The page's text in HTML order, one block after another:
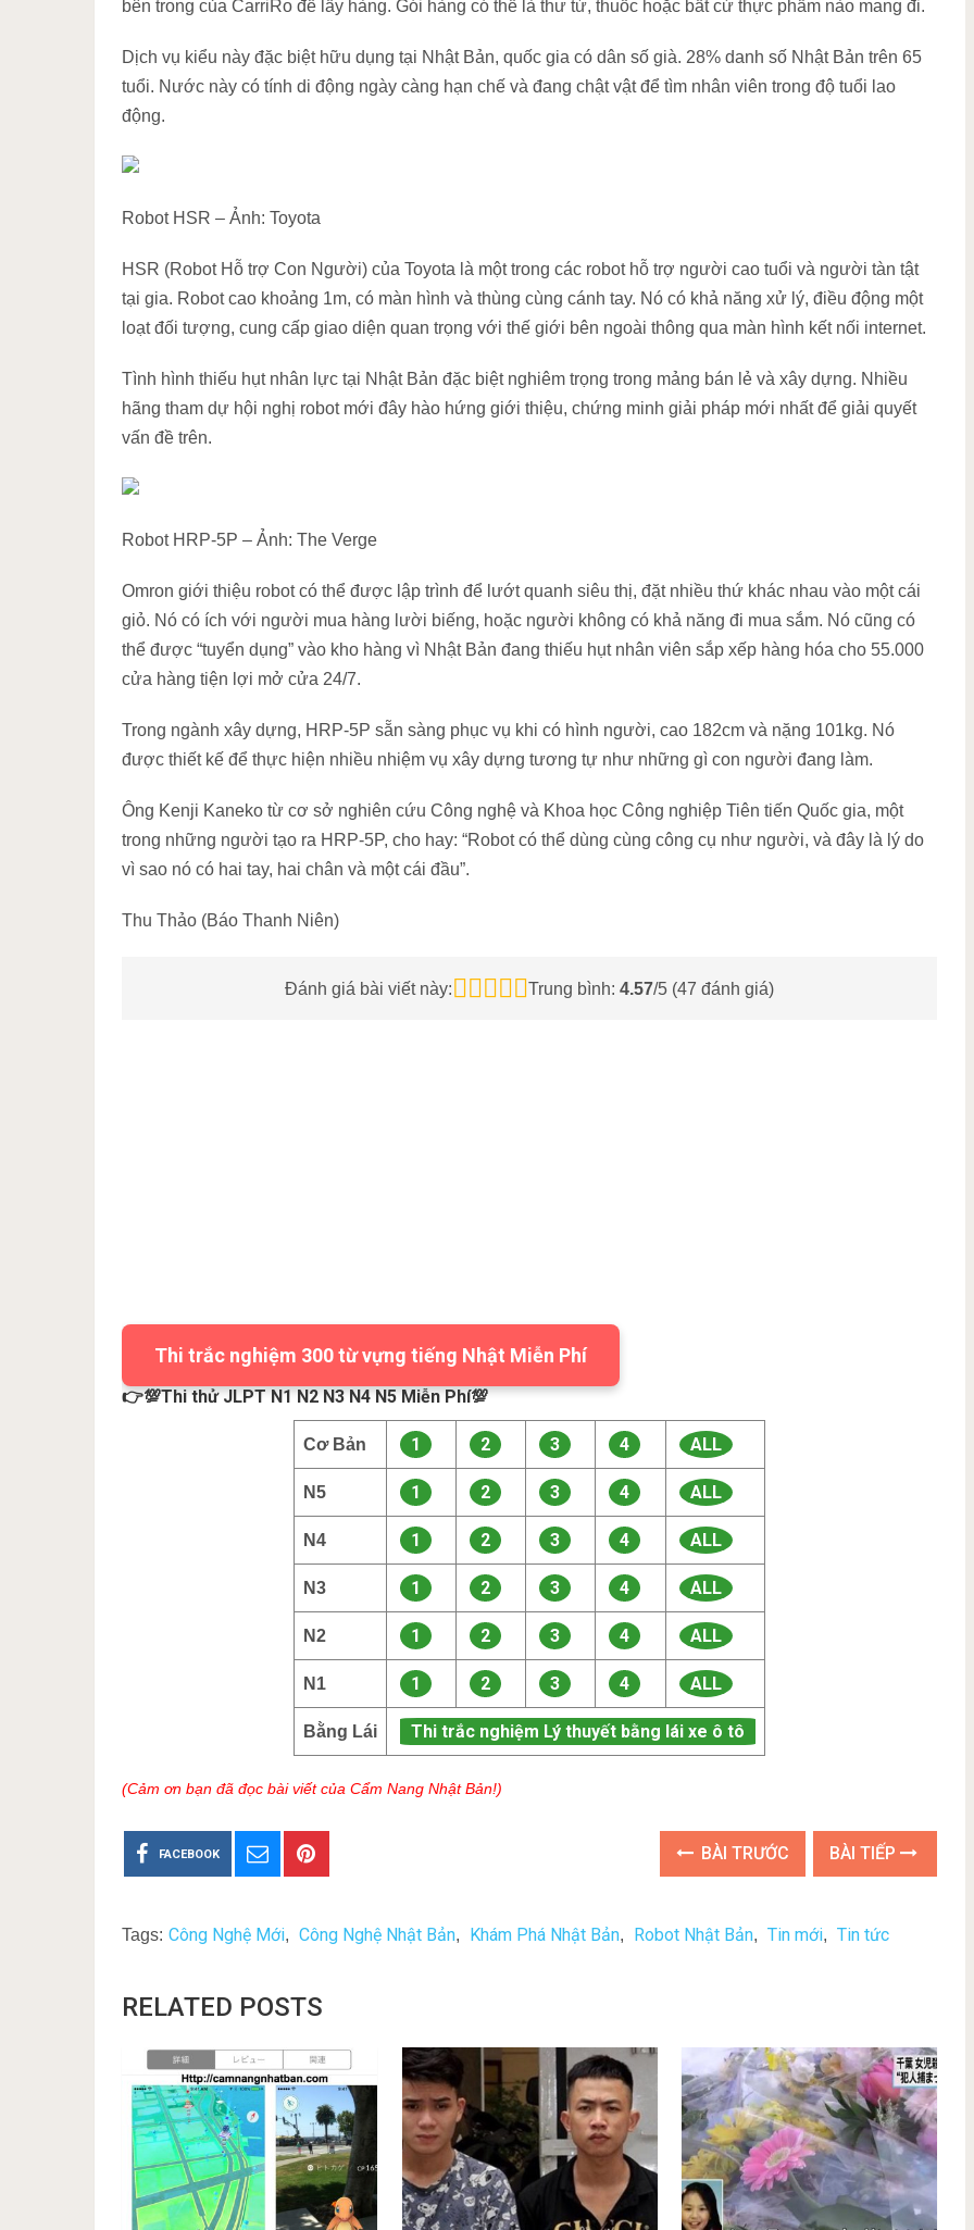
bên trong của CarriRo để lấy hàng. Gói hàng có thể là thư từ, thuốc hoặc bất cứ thực phẩm nào mang đi.
Dịch vụ kiểu này đặc biệt hữu dụng tại Nhật Bản, quốc gia có dân số già. 28% danh số Nhật Bản trên 65
tuổi. Nước này có tính di động ngày càng hạn chế và đang chật vật để tìm nhân viên trong độ tuổi lao
động.
Robot HSR – Ảnh: Toyota
HSR (Robot Hỗ trợ Con Người) của Toyota là một trong các robot hỗ trợ người cao tuổi và người tàn tật
tại gia. Robot cao khoảng 1m, có màn hình và thùng cùng cánh tay. Nó có khả năng xử lý, điều động một
loạt đối tượng, cung cấp giao diện quan trọng với thế giới bên ngoài thông qua màn hình kết nối internet.
Tình hình thiếu hụt nhân lực tại Nhật Bản đặc biệt nghiêm trọng trong mảng bán lẻ và xây dựng. Nhiều
hãng tham dự hội nghị robot mới đây hào hứng giới thiệu, chứng minh giải pháp mới nhất để giải quyết
vấn đề trên.
Robot HRP-5P – Ảnh: The Verge
Omron giới thiệu robot có thể được lập trình để lướt quanh siêu thị, đặt nhiều thứ khác nhau vào một cái
giỏ. Nó có ích với người mua hàng lười biếng, hoặc người không có khả năng đi mua sắm. Nó cũng có
thể được “tuyển dụng” vào kho hàng vì Nhật Bản đang thiếu hụt nhân viên sắp xếp hàng hóa cho 55.000
cửa hàng tiện lợi mở cửa 24/7.
Trong ngành xây dựng, HRP-5P sẵn sàng phục vụ khi có hình người, cao 182cm và nặng 101kg. Nó
được thiết kế để thực hiện nhiều nhiệm vụ xây dựng tương tự như những gì con người đang làm.
Ông Kenji Kaneko từ cơ sở nghiên cứu Công nghệ và Khoa học Công nghiệp Tiên tiến Quốc gia, một
trong những người tạo ra HRP-5P, cho hay: “Robot có thể dùng cùng công cụ như người, và đây là lý do
vì sao nó có hai tay, hai chân và một cái đầu”.
Thu Thảo (Báo Thanh Niên)
Đánh giá bài viết này: Trung bình:4.57/5 (47 đánh giá)
Thi trắc nghiệm 300 từ vựng tiếng Nhật Miễn Phí
👉💯Thi thử JLPT N1 N2 N3 N4 N5 Miễn Phí💯
Cơ Bản 1 2 3 4 ALL
N5 1 2 3 4 ALL
N4 1 2 3 4 ALL
N3 1 2 3 4 ALL
N2 1 2 3 4 ALL
N1 1 2 3 4 ALL
Bằng Lái Thi trắc nghiệm Lý thuyết bằng lái xe ô tô
(Cảm ơn bạn đã đọc bài viết của Cẩm Nang Nhật Bản!)
FACEBOOK BÀI TRƯỚC BÀI TIẾP
Tags: Công Nghệ Mới, Công Nghệ Nhật Bản, Khám Phá Nhật Bản, Robot Nhật Bản, Tin mới, Tin tức
RELATED POSTS